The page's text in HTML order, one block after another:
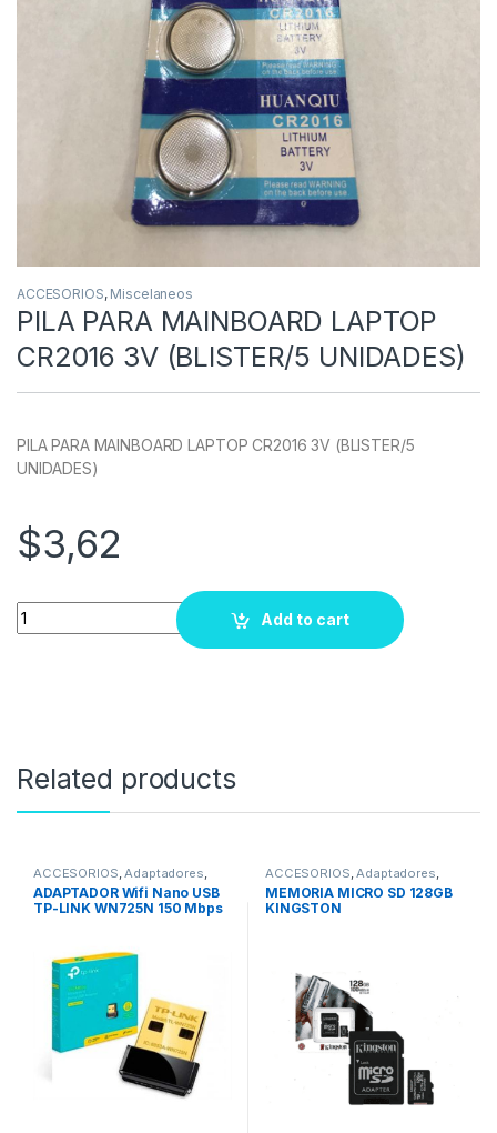
ACCESORIOS, Miscelaneos
PILA PARA MAINBOARD LAPTOP
CR2016 3V (BLISTER/5 UNIDADES)
PILA PARA MAINBOARD LAPTOP CR2016 3V (BLISTER/5
UNIDADES)
$3,62
Quantity
Add to cart
Related products
ACCESORIOS Adaptadores
REDES, Adaptadores Wifi
Bluetooth
ADAPTADOR Wifi Nano USB
TP-LINK WN725N 150 Mbps
ACCESORIOS Adaptadores
Componentes ,Memorias USB
MEMORIA MICRO SD 128GB
KINGSTON